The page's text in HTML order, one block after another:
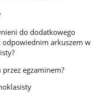
do dodatkowego
odpowiednim arkuszem w
przez egzaminem?